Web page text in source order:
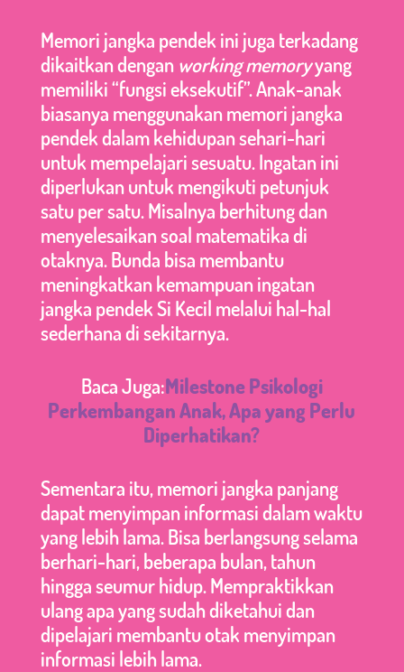
Memori jangka pendek ini juga terkadang
dikaitkan dengan working memoryyang
memiliki “fungsi eksekutif”. Anak-anak
biasanya menggunakan memori jangka
pendek dalam kehidupan sehari-hari
untuk mempelajari sesuatu. Ingatan ini
diperlukan untuk mengikuti petunjuk
satu per satu. Misalnya berhitung dan
menyelesaikan soal matematika di
otaknya. Bunda bisa membantu
meningkatkan kemampuan ingatan
jangka pendek Si Kecil melalui hal-hal
sederhana di sekitarnya.
Baca Juga:Milestone Psikologi
Perkembangan Anak, Apa yang Perlu
Diperhatikan?
Sementara itu, memori jangka panjang
dapat menyimpan informasi dalam waktu
yang lebih lama. Bisa berlangsung selama
berhari-hari, beberapa bulan, tahun
hingga seumur hidup. Mempraktikkan
ulang apa yang sudah diketahui dan
dipelajari membantu otak menyimpan
informasi lebih lama.